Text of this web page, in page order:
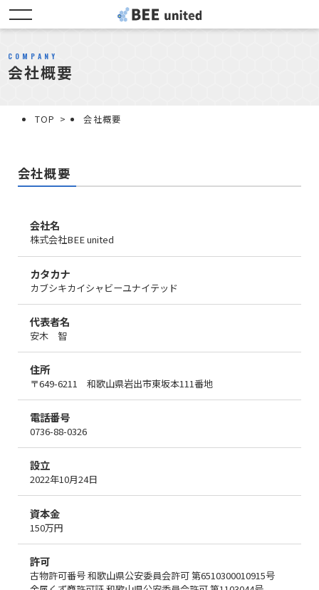
COMPANY
会社概要
TOP > 会社概要
会社概要
会社名
株式会社BEE united
カタカナ
カブシキカイシャビーユナイテッド
代表者名
安木 智
住所
〒649-6211 和歌山県岩出市東坂本111番地
電話番号
0736-88-0326
設立
2022年10月24日
資本金
150万円
許可
古物許可番号 和歌山県公安委員会許可 第6510300010915号